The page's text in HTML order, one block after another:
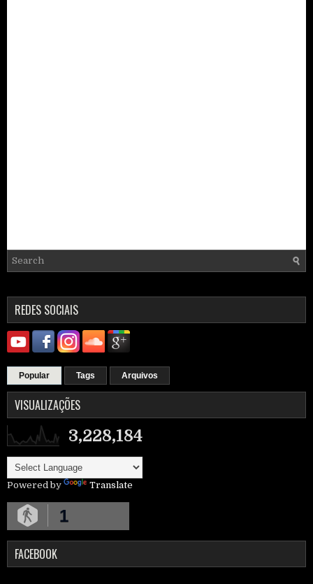
REDES SOCIAIS
Popular Tags Arquivos
VISUALIZAÇÕES
3,228,184
Powered by Translate
1
FACEBOOK